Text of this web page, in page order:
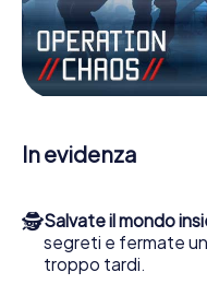
Lavori insieme con una
porti gli ufficiali di
Escape Game a
essere pronti a
la sua squadra sarete
del Sartrouville e
biglietti nel mondo
segreti e trasformi
all'aperto!
In evidenza
🕵Salvate il mondo
segreti e fermate
troppo tardi.